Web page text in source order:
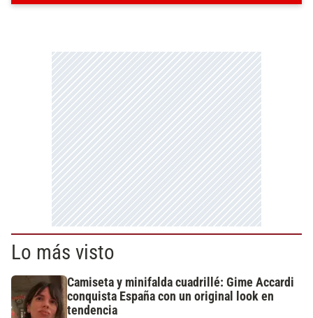
Lo más visto
Camiseta y minifalda cuadrillé: Gime Accardi
conquista España con un original look en
tendencia